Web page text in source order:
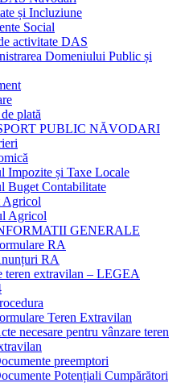
și Incluziune
Social
activitate DAS
Domeniului Public și
plată
PUBLIC NĂVODARI
Impozite și Taxe Locale
Buget Contabilitate
Agricol
Agricol
GENERALE
RA
RA
teren extravilan – LEGEA
Teren Extravilan
necesare pentru vânzare teren
preemptori
Potențiali Cumpărători